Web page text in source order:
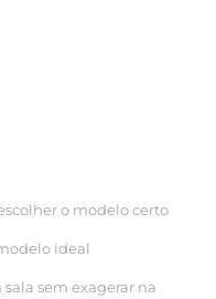
o modelo certo
ideal
sem exagerar na